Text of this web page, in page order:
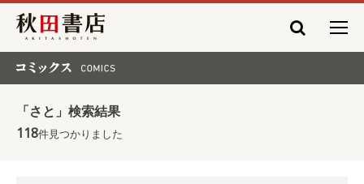
秋田書店
「さと」検索結果
118件見つかりました